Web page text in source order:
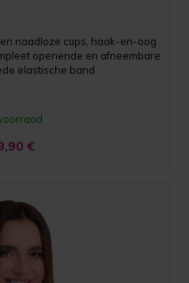
naadloze cups, haak-en-oog
openende en afneembare
elastische band
€